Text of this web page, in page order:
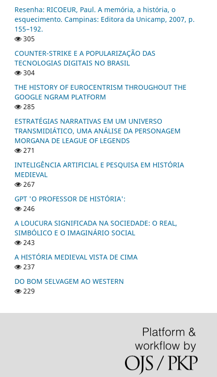
Resenha: RICOEUR, Paul. A memória, a história, o
esquecimento. Campinas: Editora da Unicamp, 2007, p.
155–192.
305
COUNTER-STRIKE E A POPULARIZAÇÃO DAS
TECNOLOGIAS DIGITAIS NO BRASIL
304
THE HISTORY OF EUROCENTRISM THROUGHOUT THE
GOOGLE NGRAM PLATFORM
285
ESTRATÉGIAS NARRATIVAS EM UM UNIVERSO
TRANSMIDIÁTICO, UMA ANÁLISE DA PERSONAGEM
MORGANA DE LEAGUE OF LEGENDS
271
INTELIGÊNCIA ARTIFICIAL E PESQUISA EM HISTÓRIA
MEDIEVAL
267
GPT 'O PROFESSOR DE HISTÓRIA':
246
A LOUCURA SIGNIFICADA NA SOCIEDADE: O REAL,
SIMBÓLICO E O IMAGINÁRIO SOCIAL
243
A HISTÓRIA MEDIEVAL VISTA DE CIMA
237
DO BOM SELVAGEM AO WESTERN
229